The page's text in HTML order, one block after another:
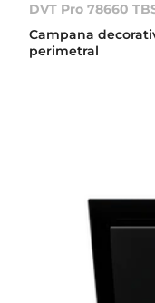
DVT Pro 78660
Campana
perimetral